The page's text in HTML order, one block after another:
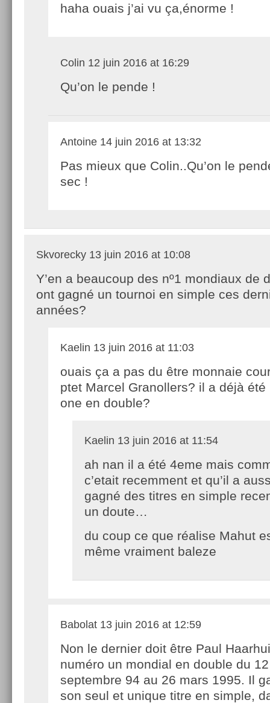
haha ouais j’ai vu ça,énorme !
Colin 12 juin 2016 at 16:29
Qu’on le pende !
Antoine 14 juin 2016 at 13:32
Pas mieux que Colin..Qu’on le
sec !
Skvorecky 13 juin 2016 at 10:08
Y’en a beaucoup des nº1 mondiaux de
ont gagné un tournoi en simple ces
années?
Kaelin 13 juin 2016 at 11:03
ouais ça a pas du être monnaie
ptet Marcel Granollers? il a déjà été
one en double?
Kaelin 13 juin 2016 at 11:54
ah nan il a été 4eme mais
c’etait recemment et qu’il a
gagné des titres en simple
un doute…
du coup ce que réalise Mahut
même vraiment baleze
Babolat 13 juin 2016 at 12:59
Non le dernier doit être Paul
numéro un mondial en double du 12
septembre 94 au 26 mars 1995. Il
son seul et unique titre en simple,